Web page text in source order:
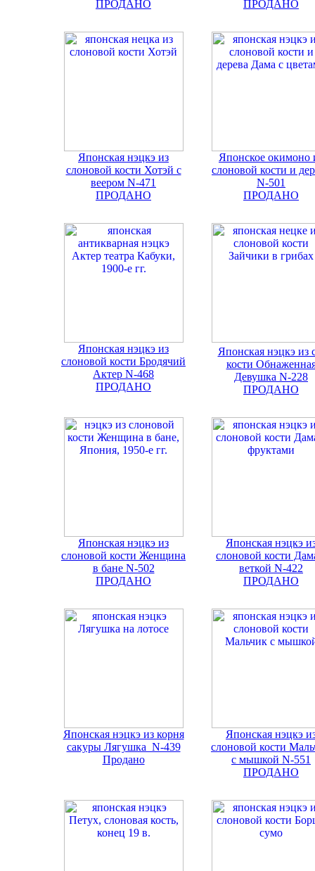
ПРОДАНО ПРОДАНО
Японская нэцкэ из
слоновой кости Хотэй с
веером N-471
ПРОДАНО
Японское окимоно
слоновой кости и
N-501
ПРОДАНО
Японская нэцкэ из
слоновой кости Бродячий
Актер N-468
ПРОДАНО
Японская нэцкэ из
кости
Девушка N-228
ПРОДАНО
Японская нэцкэ из
слоновой кости Женщина
в бане N-502
ПРОДАНО
Японская нэцкэ
слоновой кости
веткой N-422
ПРОДАНО
Японская нэцкэ из корня
сакуры Лягушка N-439
Продано
Японская нэцкэ
слоновой кости
с мышкой N-551
ПРОДАНО